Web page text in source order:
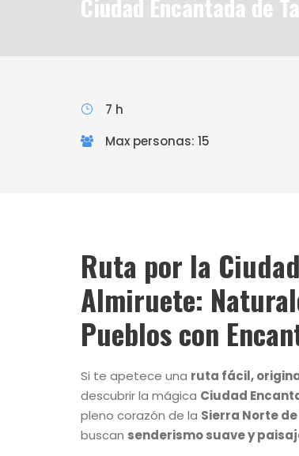
7 h
Max personas: 15
Ruta por la
Almiruete:
Pueblos con
Si te apetece una ruta fácil,
descubrir la mágica Ciudad
pleno corazón de la Sierra Norte
buscan senderismo suave y